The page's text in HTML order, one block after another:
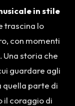
in stile
trascina lo
con momenti
Una storia che
guardare agli
quella parte di
il coraggio di